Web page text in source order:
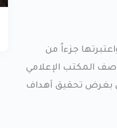
جزءاً من
المكتب الإعلامي
بغرض تحقيق أهداف